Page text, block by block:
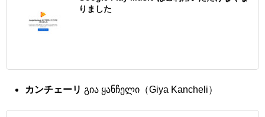
りました
カンチェーリ გია ყანჩელი（Giya Kancheli）